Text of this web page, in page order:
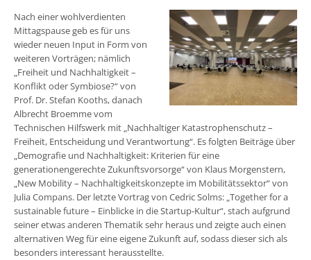
Nach einer wohlverdienten
Mittagspause geb es für uns
wieder neuen Input in Form von
weiteren Vorträgen; nämlich
„Freiheit und Nachhaltigkeit –
Konflikt oder Symbiose?“ von
Prof. Dr. Stefan Kooths, danach
Albrecht Broemme vom
Technischen Hilfswerk mit „Nachhaltiger Katastrophenschutz –
Freiheit, Entscheidung und Verantwortung“. Es folgten Beiträge über
„Demografie und Nachhaltigkeit: Kriterien für eine
generationengerechte Zukunftsvorsorge“ von Klaus Morgenstern,
„New Mobility – Nachhaltigkeitskonzepte im Mobilitätssektor“ von
Julia Compans. Der letzte Vortrag von Cedric Solms: „Together for a
sustainable future – Einblicke in die Startup-Kultur“, stach aufgrund
seiner etwas anderen Thematik sehr heraus und zeigte auch einen
alternativen Weg für eine eigene Zukunft auf, sodass dieser sich als
besonders interessant herausstellte.